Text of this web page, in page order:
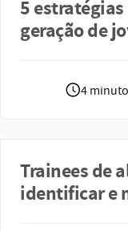
5
geração de
4
Trainees de
identificar e